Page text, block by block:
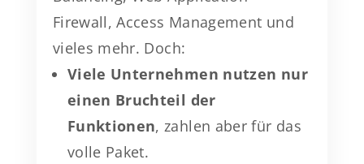
Firewall, Access Management und
vieles mehr. Doch:
Viele Unternehmen nutzen nur
einen Bruchteil der
Funktionen, zahlen aber für das
volle Paket.